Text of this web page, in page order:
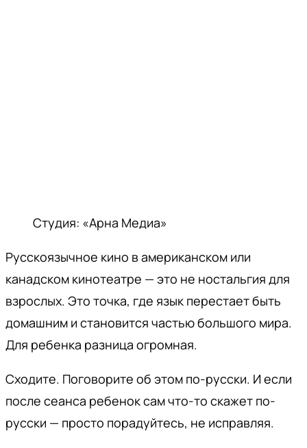
Студия: «Арна Медиа»
Русскоязычное кино в американском или
канадском кинотеатре — это не ностальгия для
взрослых. Это точка, где язык перестает быть
домашним и становится частью большого мира.
Для ребенка разница огромная.
Сходите. Поговорите об этом по-русски. И если
после сеанса ребенок сам что-то скажет по-
русски — просто порадуйтесь, не исправляя.